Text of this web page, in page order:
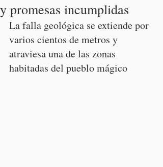
y promesas incumplidas
La falla geológica se extiende por
varios cientos de metros y
atraviesa una de las zonas
habitadas del pueblo mágico